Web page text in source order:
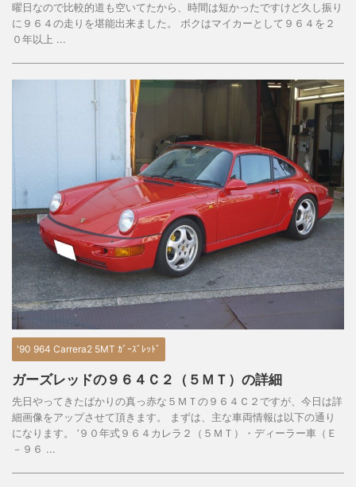
曜日なので比較的道も空いてたから、時間は短かったですけど久し振り
に９６４の走りを堪能出来ました。 ボクはマイカーとして９６４を２
０年以上 ...
'90 964 Carrera2 5MT ｶﾞｰｽﾞﾚｯﾄﾞ
ガーズレッドの９６４Ｃ２（５ＭＴ）の詳細
先日やってきたばかりの真っ赤な５ＭＴの９６４Ｃ２ですが、今日は詳
細画像をアップさせて頂きます。 まずは、主な車両情報は以下の通り
になります。 ’９０年式９６４カレラ２（５ＭＴ）・ディーラー車（Ｅ
－９６ ...